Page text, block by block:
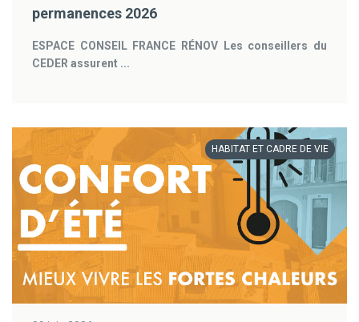
permanences 2026
ESPACE CONSEIL FRANCE RÉNOV
Les conseillers du
CEDER assurent ...
HABITAT ET CADRE DE VIE